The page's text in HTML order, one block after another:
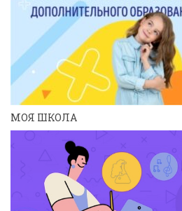
МОЯ ШКОЛА